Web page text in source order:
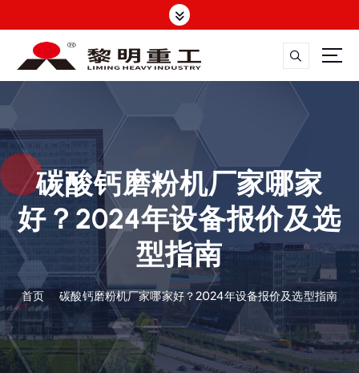
转
容 大修渣磨粉机，矿渣立磨
碳酸钙磨粉机厂家哪家
好？2024年设备报价及选
型指南
首页 碳酸钙磨粉机厂家哪家好？2024年设备报价及选型指南